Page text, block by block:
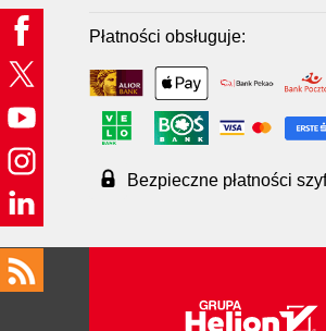
Płatności obsługuje:
Bezpieczne płatności